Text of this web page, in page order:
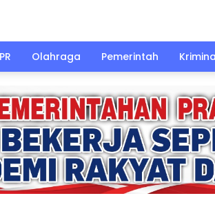
Olahraga Pemerintah